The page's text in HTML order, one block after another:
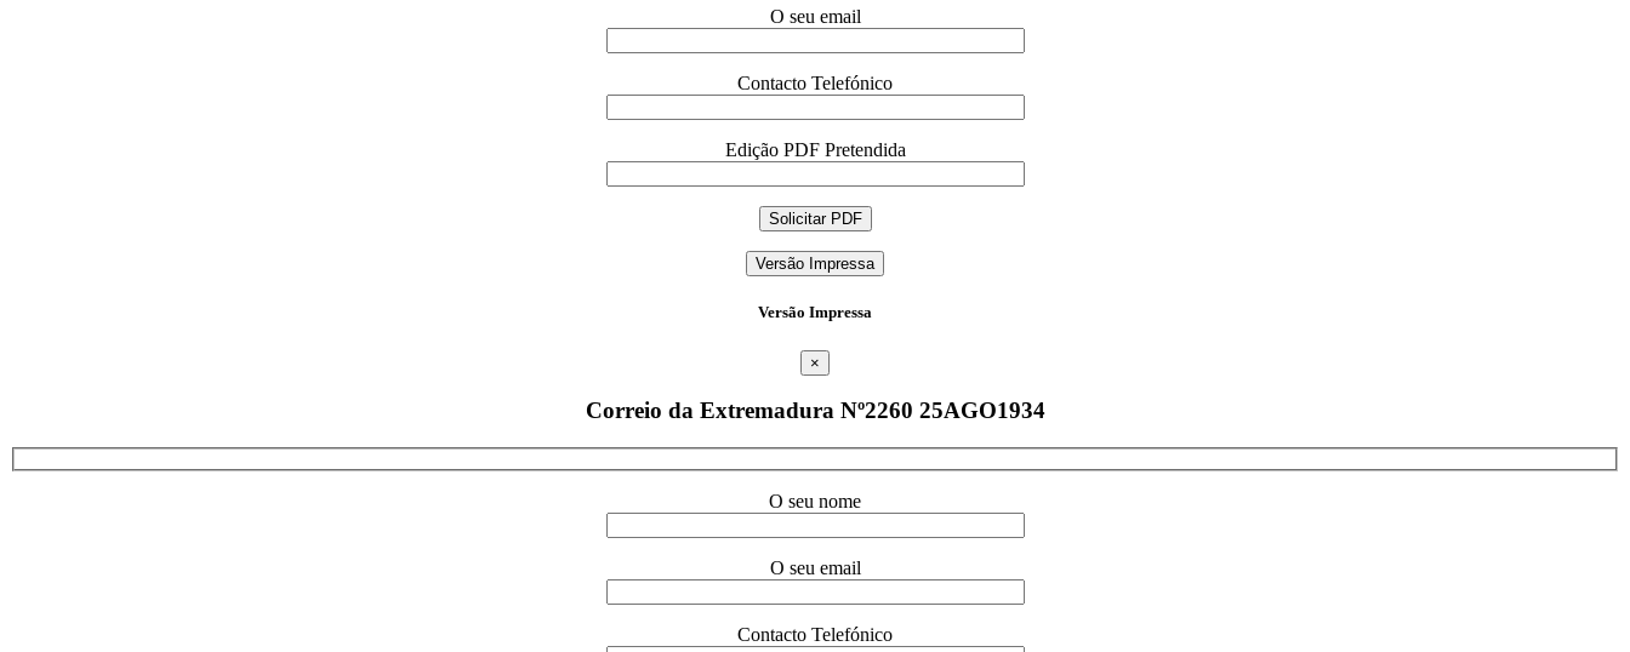
O seu email
Contacto Telefónico
Edição PDF Pretendida
Versão Impressa
Versão Impressa
×
Correio da Extremadura Nº2260 25AGO1934
O seu nome
O seu email
Contacto Telefónico